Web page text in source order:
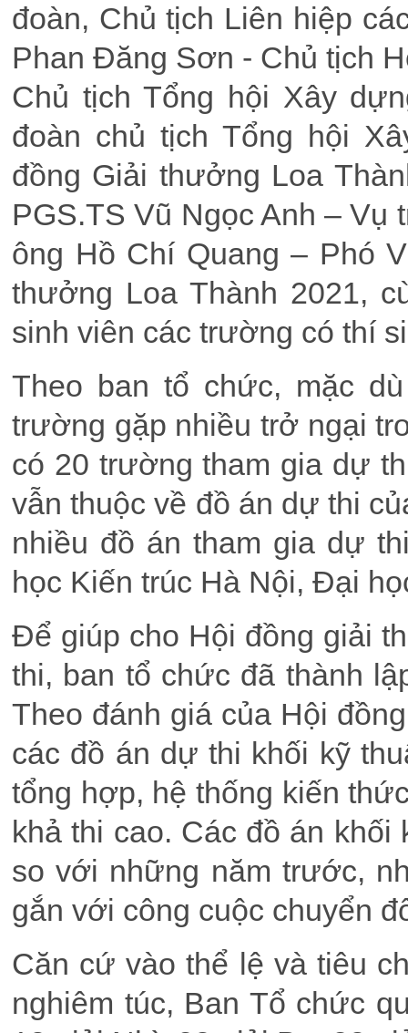
đoàn, Chủ tịch Liên hiệp
Phan Đăng Sơn - Chủ tịch
Chủ tịch Tổng hội Xây
đoàn chủ tịch Tổng hội
đồng Giải thưởng Loa
PGS.TS Vũ Ngọc Anh –
ông Hồ Chí Quang – Phó
thưởng Loa Thành 2021,
sinh viên các trường có thí
Theo ban tổ chức, mặc
trường gặp nhiều trở ngại
có 20 trường tham gia dự
vẫn thuộc về đồ án dự thi
nhiều đồ án tham gia dự
học Kiến trúc Hà Nội, Đại
Để giúp cho Hội đồng giải
thi, ban tổ chức đã thành
Theo đánh giá của Hội
các đồ án dự thi khối kỹ
tổng hợp, hệ thống kiến
khả thi cao. Các đồ án
so với những năm trước,
gắn với công cuộc chuyển
Căn cứ vào thể lệ và tiêu
nghiêm túc, Ban Tổ chức